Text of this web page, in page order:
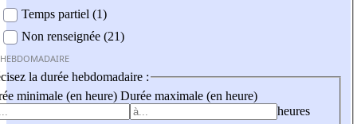
Temps partiel (1)
Non renseignée (21)
la durée hebdomadaire :
minimale (en heure) Durée maximale (en heure)
heures